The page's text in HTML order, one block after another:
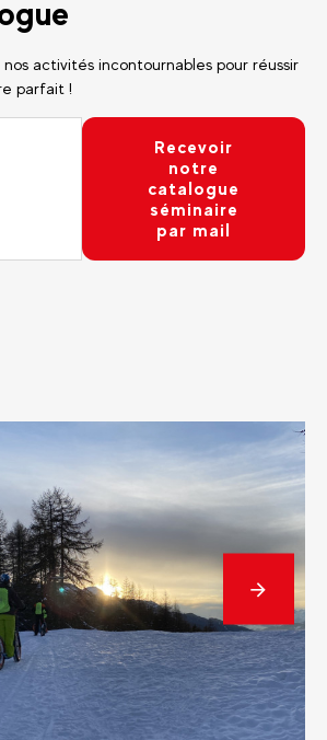
activités incontournables pour réussir
parfait !
Recevoir
notre
catalogue
séminaire
par mail
En
savoir
plus